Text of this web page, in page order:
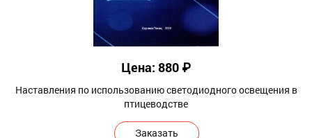
Цена: 880 ₽
Наставления по использованию светодиодного освещения в
птицеводстве
Заказать